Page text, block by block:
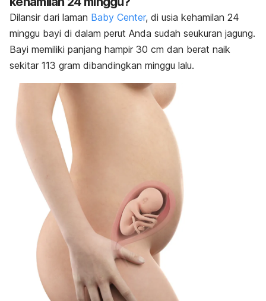
Dilansir dari laman Baby Center, di usia kehamilan 24
minggu bayi di dalam perut Anda sudah seukuran jagung.
Bayi memiliki panjang hampir 30 cm dan berat naik
sekitar 113 gram dibandingkan minggu lalu.